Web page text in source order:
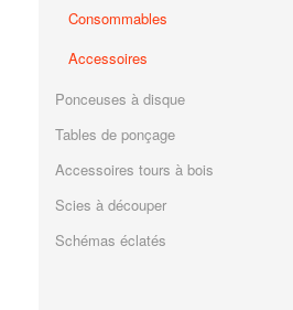
Consommables
Accessoires
Ponceuses à disque
Tables de ponçage
Accessoires tours à bois
Scies à découper
Schémas éclatés